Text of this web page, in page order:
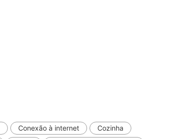
Conexão à internet
Cozinha